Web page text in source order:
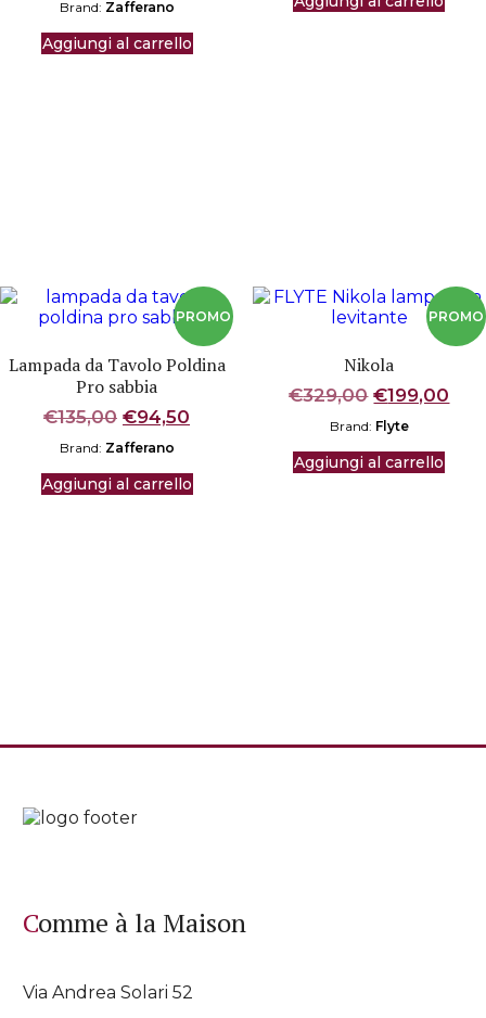
originale
era:
è:
Brand: Zafferano
Aggiungi al carrello
Lampada da Tavolo Poldina
Pro sabbia
€135,00 Il
prezzo
originale
era:
€94,50
è:
Brand: Zafferano
Aggiungi al carrello
Nikola
€329,00 Il
prezzo
originale
era:
€199,00
Brand: Flyte
Aggiungi al carrello
Comme à la Maison
Via Andrea Solari 52